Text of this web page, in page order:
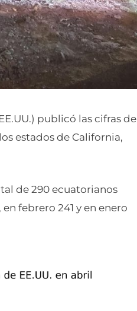
publicó las cifras de
estados de California,
de 290 ecuatorianos
febrero 241 y en enero